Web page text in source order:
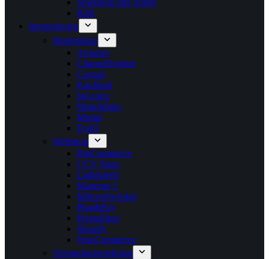
Spielzeug und Spiele
B2B
Integrationen
Marktplätze
Amazon
ChannelEngine
Conrad
Kaufland
bol.com:
ManoMano
Mirakl
FonQ
Webshop
BigCommerce
CCV Shop
Lightspeed
Magento 2
Mijnwebwinkel
Plug&Pay
PrestaShop
Shopify
WooCommerce
Versandunternehmen